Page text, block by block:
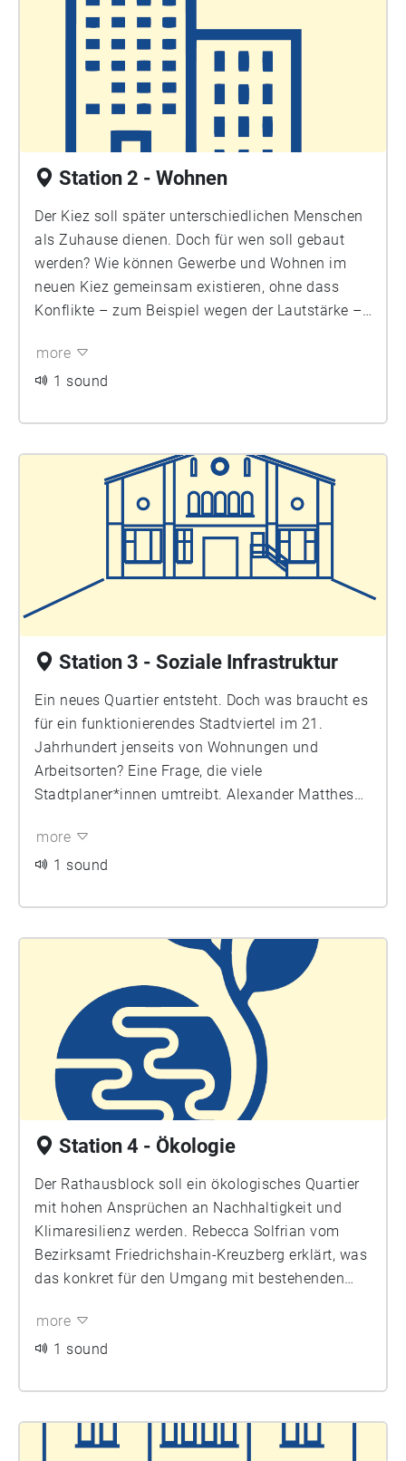
Station 2 - Wohnen
Der Kiez soll später unterschiedlichen Menschen
als Zuhause dienen. Doch für wen soll gebaut
werden? Wie können Gewerbe und Wohnen im
neuen Kiez gemeinsam existieren, ohne dass
Konflikte – zum Beispiel wegen der Lautstärke –
500 Wohnungen entstehen. Die ersten konkreten
Entwürfe wurden im Rahmen eines
Katharina Janke-Wagner von der
Senatsverwaltung für Stadtentwicklung und
Wohnen berichtet, wie das bezahlbare Wohnen
der Zukunft auf dem Gelände aussehen wird.
more
1 sound
Station 3 - Soziale Infrastruktur
Ein neues Quartier entsteht. Doch was braucht es
für ein funktionierendes Stadtviertel im 21.
Jahrhundert jenseits von Wohnungen und
Arbeitsorten? Eine Frage, die viele
Stadtplaner*innen umtreibt. Alexander Matthes
über die soziale Infrastruktur im neuen Kiez. Denn
schon früh müssen in den Planungen Räume und
reserviert werden.
more
1 sound
Station 4 - Ökologie
Der Rathausblock soll ein ökologisches Quartier
mit hohen Ansprüchen an Nachhaltigkeit und
Klimaresilienz werden. Rebecca Solfrian vom
Bezirksamt Friedrichshain-Kreuzberg erklärt, was
das konkret für den Umgang mit bestehenden
Mobilität bedeutet. Der Rathausblock soll
beispielhaft zeigen, wie durch Maßnahmen im
Klimawende möglich werden kann.
more
1 sound